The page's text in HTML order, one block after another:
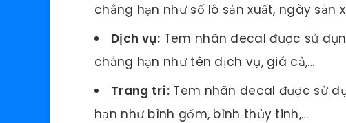
chẳng hạn như số lô sản xuất, ngày sản
Dịch vụ: Tem nhãn decal được sử
chẳng hạn như tên dịch vụ, giá cả,…
Trang trí: Tem nhãn decal được sử
hạn như bình gốm, bình thủy tinh,…